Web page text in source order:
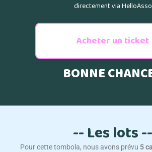
directement via HelloAsso
Acheter un ticket
BONNE
-- Les lots --
Pour cette tombola, nous avons prévu 5